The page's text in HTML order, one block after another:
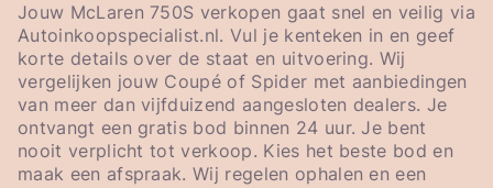
Jouw McLaren 750S verkopen gaat snel en veilig via
Autoinkoopspecialist.nl. Vul je kenteken in en geef
korte details over de staat en uitvoering. Wij
vergelijken jouw Coupé of Spider met aanbiedingen
van meer dan vijfduizend aangesloten dealers. Je
ontvangt een gratis bod binnen 24 uur. Je bent
nooit verplicht tot verkoop. Kies het beste bod en
maak een afspraak. Wij regelen ophalen en een